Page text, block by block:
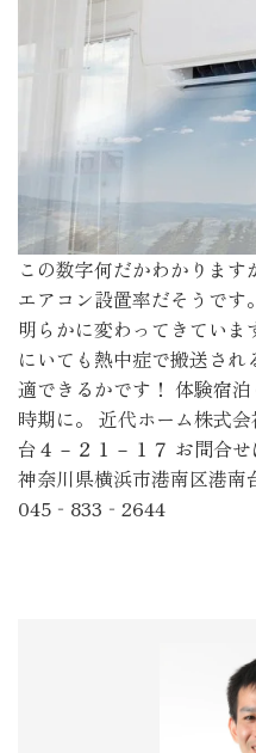
この数字何だかわかりま
エアコン設置率だそうで
明らかに変わってきてい
にいても熱中症で搬送さ
適できるかです！ 体験宿
時期に。 近代ホーム株式
台４－２１－１７ お問合
神奈川県横浜市港南区港南
045‐833‐2644